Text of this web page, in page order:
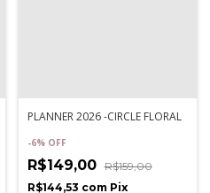
PLANNER 2026 -CIRCLE FLORAL
-6% OFF
R$149,00 R$159,00
R$144,53 com Pix